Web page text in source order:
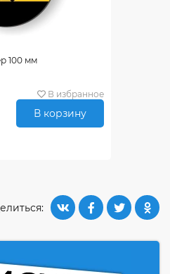
100 мм
В избранное
В корзину